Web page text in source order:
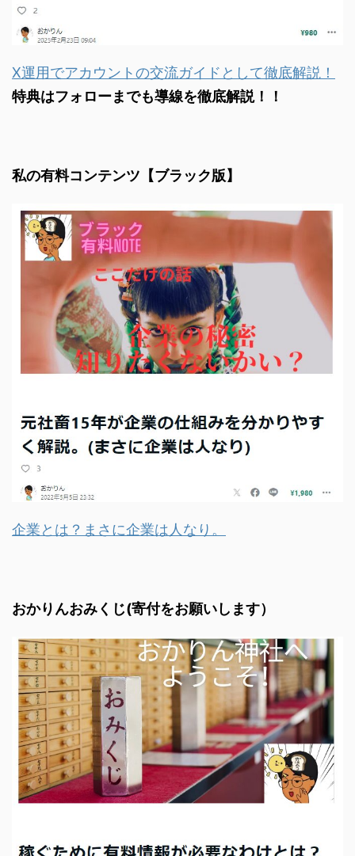
X運用でアカウントの交流ガイドとして徹底解説！
特典はフォローまでも導線を徹底解説！！
私の有料コンテンツ【ブラック版】
企業とは？まさに企業は人なり。
おかりんおみくじ(寄付をお願いします）